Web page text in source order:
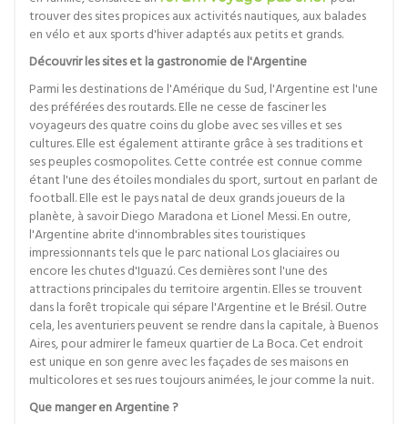
trouver des sites propices aux activités nautiques, aux balades
en vélo et aux sports d'hiver adaptés aux petits et grands.
Découvrir les sites et la gastronomie de l'Argentine
Parmi les destinations de l'Amérique du Sud, l'Argentine est l'une
des préférées des routards. Elle ne cesse de fasciner les
voyageurs des quatre coins du globe avec ses villes et ses
cultures. Elle est également attirante grâce à ses traditions et
ses peuples cosmopolites. Cette contrée est connue comme
étant l'une des étoiles mondiales du sport, surtout en parlant de
football. Elle est le pays natal de deux grands joueurs de la
planète, à savoir Diego Maradona et Lionel Messi. En outre,
l'Argentine abrite d'innombrables sites touristiques
impressionnants tels que le parc national Los glaciaires ou
encore les chutes d'Iguazú. Ces dernières sont l'une des
attractions principales du territoire argentin. Elles se trouvent
dans la forêt tropicale qui sépare l'Argentine et le Brésil. Outre
cela, les aventuriers peuvent se rendre dans la capitale, à Buenos
Aires, pour admirer le fameux quartier de La Boca. Cet endroit
est unique en son genre avec les façades de ses maisons en
multicolores et ses rues toujours animées, le jour comme la nuit.
Que manger en Argentine ?